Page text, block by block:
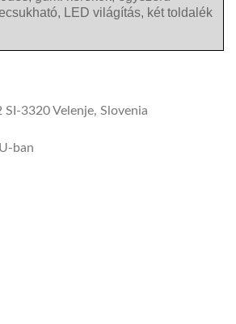
LED világítás, két toldalék
SI-3320 Velenje, Slovenia
ban